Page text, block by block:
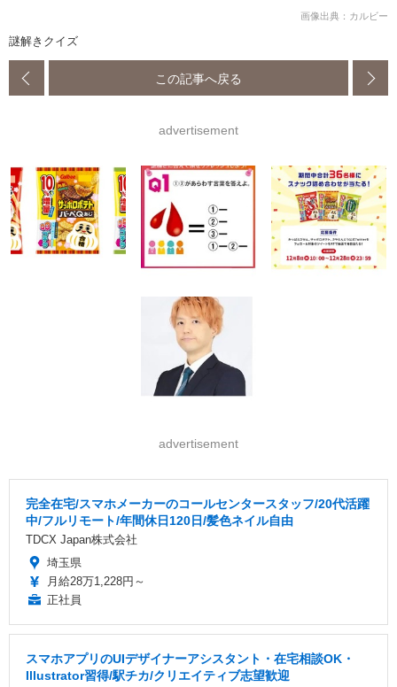
画像出典：カルビー
謎解きクイズ
この記事へ戻る
advertisement
advertisement
完全在宅/スマホメーカーのコールセンタースタッフ/20代活躍
中/フルリモート/年間休日120日/髪色ネイル自由
TDCX Japan株式会社
埼玉県
月給28万1,228円～
正社員
スマホアプリのUIデザイナーアシスタント・在宅相談OK・
Illustrator習得/駅チカ/クリエイティブ志望歓迎